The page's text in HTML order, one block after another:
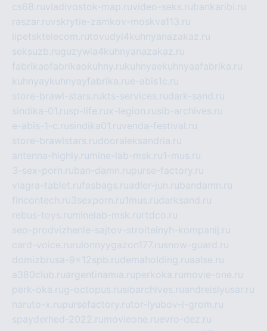
cs68.ruvladivostok-map.ruvideo-seks.rubankaribi.ru
raszar.ruvskrytie-zamkov-moskva113.ru
lipetsktelecom.rutovudyi4kuhnyanazakaz.ru
seksuzb.ruguzywia4kuhnyanazakaz.ru
fabrikaofabrikaokuhny.rukuhnyaekuhnyaafabrika.ru
kuhnyaykuhnyayfabrika.rue-abis1c.ru
store-brawl-stars.rukts-services.rudark-sand.ru
sindika-01.rusp-life.rux-legion.rusib-archives.ru
e-abis-1-c.rusindika01.ruvenda-festival.ru
store-brawlstars.rudooraleksandria.ru
antenna-highly.ru mine-lab-msk.ru1-mus.ru
3-sex-porn.ruban-damn.rupurse-factory.ru
viagra-tablet.rufasbags.ruadler-jun.rubandamn.ru
fincontech.ru3sexporn.ru1mus.rudarksand.ru
rebus-toys.ru minelab-msk.ru rtdco.ru
seo-prodvizhenie-sajtov-stroitelnyh-kompanij.ru
card-voice.ru rulonnyygazon177.rusnow-guard.ru
domizbrusa-9x12spb.rudemaholding.ruaalse.ru
a380club.ruargentinamia.ruperkoka.ru movie-one.ru
perk-oka.rug-octopus.rusibarchives.ruandreislyusar.ru
naruto-x.rupursefactory.rutor-lyubov-i-grom.ru
spayderhed-2022.ru movieone.ruevro-dez.ru